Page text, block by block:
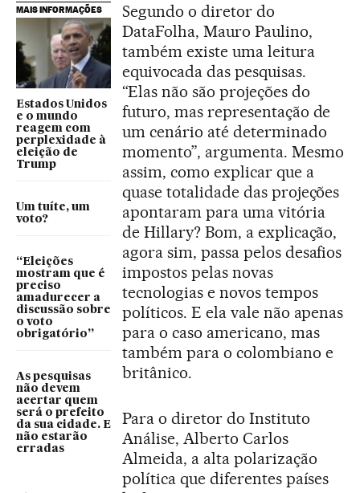
MAIS INFORMAÇÕES
Estados Unidos
e o mundo
reagem com
perplexidade à
eleição de
Trump
Um tuíte, um
voto?
“Eleições
mostram que é
preciso
amadurecer a
discussão sobre
o voto
obrigatório”
As pesquisas
não devem
acertar quem
será o prefeito
da sua cidade. E
não estarão
erradas
Segundo o diretor do
DataFolha, Mauro Paulino,
também existe uma leitura
equivocada das pesquisas.
“Elas não são projeções do
futuro, mas representação de
um cenário até determinado
momento”, argumenta. Mesmo
assim, como explicar que a
quase totalidade das projeções
apontaram para uma vitória
de Hillary? Bom, a explicação,
agora sim, passa pelos desafios
impostos pelas novas
tecnologias e novos tempos
políticos. E ela vale não apenas
para o caso americano, mas
também para o colombiano e
britânico.
Para o diretor do Instituto
Análise, Alberto Carlos
Almeida, a alta polarização
política que diferentes países